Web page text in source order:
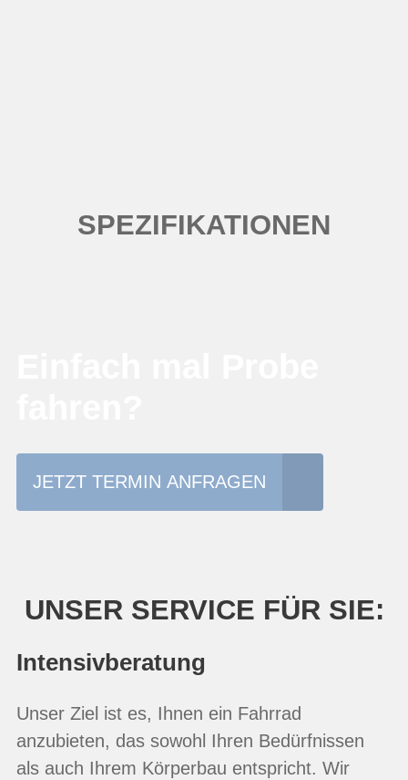
SPEZIFIKATIONEN
JETZT TERMIN ANFRAGEN
UNSER SERVICE FÜR SIE:
Intensivberatung
Unser Ziel ist es, Ihnen ein Fahrrad
anzubieten, das sowohl Ihren Bedürfnissen
als auch Ihrem Körperbau entspricht. Wir